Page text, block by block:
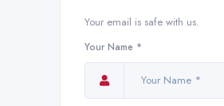
Your email is safe with us.
Your Name *